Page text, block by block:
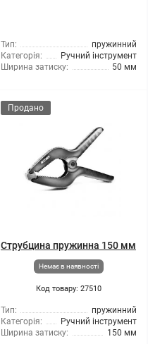
Тип:
пружинний
Категорія:
Ручний інструмент
Ширина затиску:
50 мм
Продано
Струбцина пружинна 150 мм
Немає в наявності
Код товару: 27510
Тип:
пружинний
Категорія:
Ручний інструмент
Ширина затиску:
150 мм